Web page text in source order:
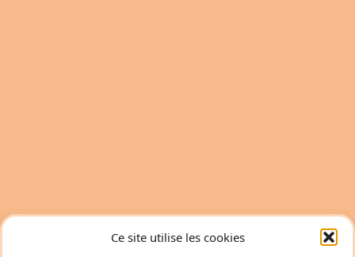
Ce site utilise les cookies